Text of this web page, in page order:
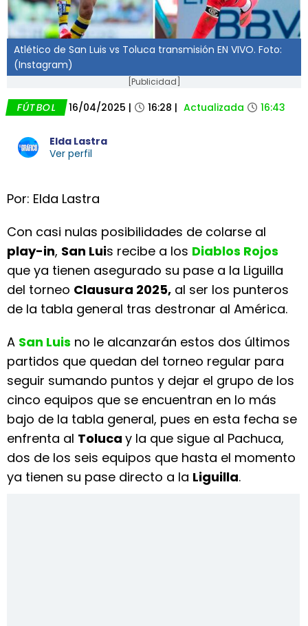
Atlético de San Luis vs Toluca transmisión EN VIVO. Foto:
(Instagram)
[Publicidad]
FÚTBOL 16/04/2025 | 16:28 | Actualizada 16:43
Elda Lastra
Ver perfil
Por: Elda Lastra
Con casi nulas posibilidades de colarse al
play-in, San Luis recibe a los Diablos Rojos
que ya tienen asegurado su pase a la Liguilla
del torneo Clausura 2025, al ser los punteros
de la tabla general tras destronar al América.
A San Luis no le alcanzarán estos dos últimos
partidos que quedan del torneo regular para
seguir sumando puntos y dejar el grupo de los
cinco equipos que se encuentran en lo más
bajo de la tabla general, pues en esta fecha se
enfrenta al Toluca y la que sigue al Pachuca,
dos de los seis equipos que hasta el momento
ya tienen su pase directo a la Liguilla.